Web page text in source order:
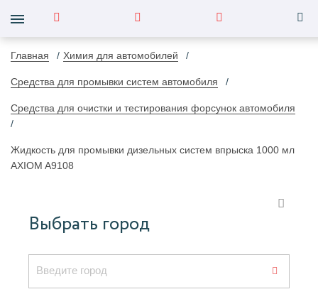
Главная Химия для автомобилей
Средства для промывки систем автомобиля
Средства для очистки и тестирования форсунок автомобиля
Жидкость для промывки дизельных систем впрыска 1000 мл
AXIOM A9108
Выбрать город